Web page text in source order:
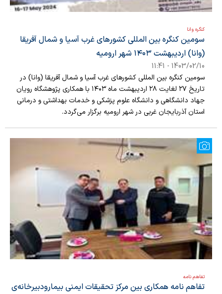
کنگره وانا
سومین کنگره بین المللی کشورهای غرب آسیا و شمال آفریقا
(وانا) اردیبهشت ۱۴۰۳ شهر ارومیه
1403/02/10 - 11:41
سومین کنگره بین المللی کشورهای غرب آسیا و شمال آفریقا (وانا) در
تاریخ ۲۷ لغایت ۲۸ اردیبهشت ماه ۱۴۰۳ با همکاری پژوهشگاه رویان
جهاد دانشگاهی و دانشگاه علوم پزشکی و خدمات بهداشتی و درمانی
استان آذربایجان غربی در شهر ارومیه برگزار می‌گردد.
تفاهم نامه
تفاهم نامه همکاری بین مرکز تحقیقات ایمنی بیمارودبیرخانه‌ی